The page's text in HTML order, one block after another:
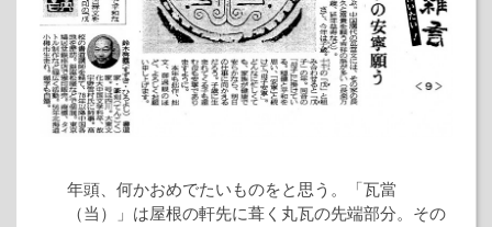
年頭、何かおめでたいものをと思う。「瓦當
（当）」は屋根の軒先に葺く丸瓦の先端部分。その